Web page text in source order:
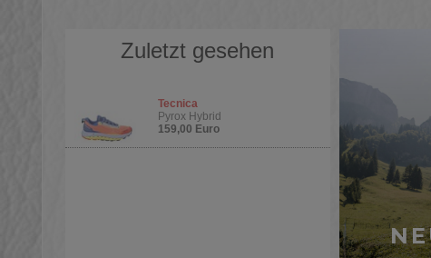
Zuletzt gesehen
Tecnica
Pyrox Hybrid
159,00 Euro